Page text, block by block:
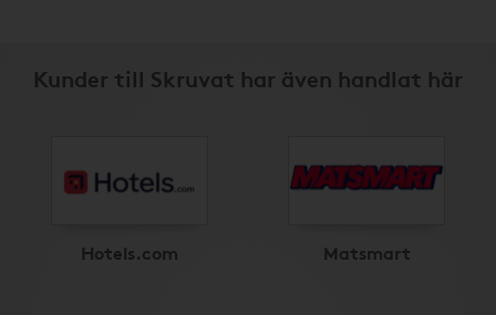
Kunder till Skruvat har även handlat här
Hotels.com Matsmart